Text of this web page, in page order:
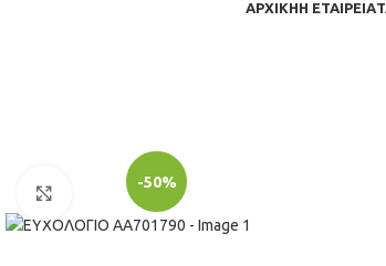
ΑΡΧΙΚΗΗ ΕΤΑΙΡΕΙΑ
-50%
Click to enlarge